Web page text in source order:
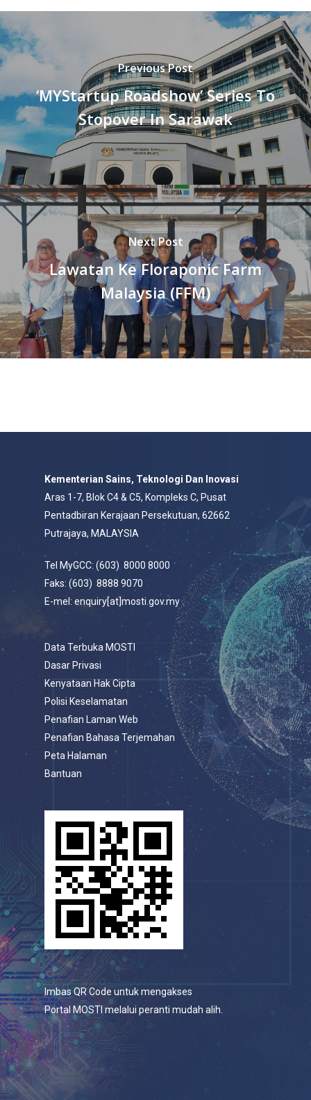
Previous Post
‘MYStartup Roadshow’ Series To
Stopover In Sarawak
Next Post
Lawatan Ke Floraponic Farm
Malaysia (FFM)
Kementerian Sains, Teknologi Dan Inovasi
Aras 1-7, Blok C4 & C5, Kompleks C, Pusat
Pentadbiran Kerajaan Persekutuan, 62662
Putrajaya, MALAYSIA
Tel MyGCC: (603) 8000 8000
Faks: (603) 8888 9070
E-mel: enquiry[at]mosti.gov.my
Data Terbuka MOSTI
Dasar Privasi
Kenyataan Hak Cipta
Polisi Keselamatan
Penafian Laman Web
Penafian Bahasa Terjemahan
Peta Halaman
Bantuan
Imbas QR Code untuk mengakses
Portal MOSTI melalui peranti mudah alih.